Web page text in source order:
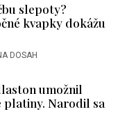
slepoty?
kvapky dokážu
DOSAH
umožnil
Narodil sa